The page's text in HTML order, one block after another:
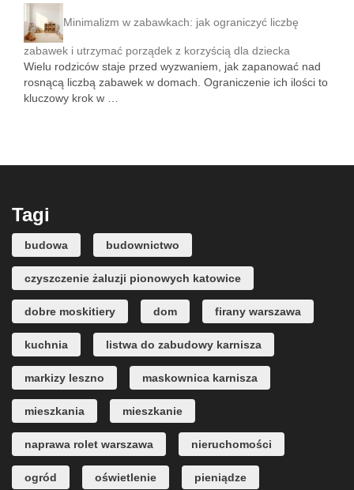
Minimalizm w zabawkach: jak ograniczyć liczbę
zabawek i utrzymać porządek z korzyścią dla dziecka
Wielu rodziców staje przed wyzwaniem, jak zapanować nad
rosnącą liczbą zabawek w domach. Ograniczenie ich ilości to
kluczowy krok w …
Tagi
budowa budownictwo
czyszczenie żaluzji pionowych katowice
dobre moskitiery dom firany warszawa
kuchnia listwa do zabudowy karnisza
markizy leszno maskownica karnisza
mieszkania mieszkanie
naprawa rolet warszawa nieruchomości
ogród oświetlenie pieniądze